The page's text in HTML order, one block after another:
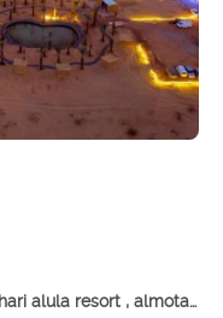
area, 00966 Al Ula, Saudi Arabia, Al Ula